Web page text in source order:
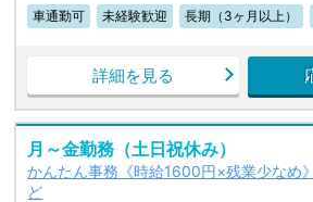
車通勤可 未経験歓迎 長期（3ヶ月以上）
詳細を見る
月～金勤務（土日祝休み）
かんたん事務《時給1600円×残業少なめ
ど